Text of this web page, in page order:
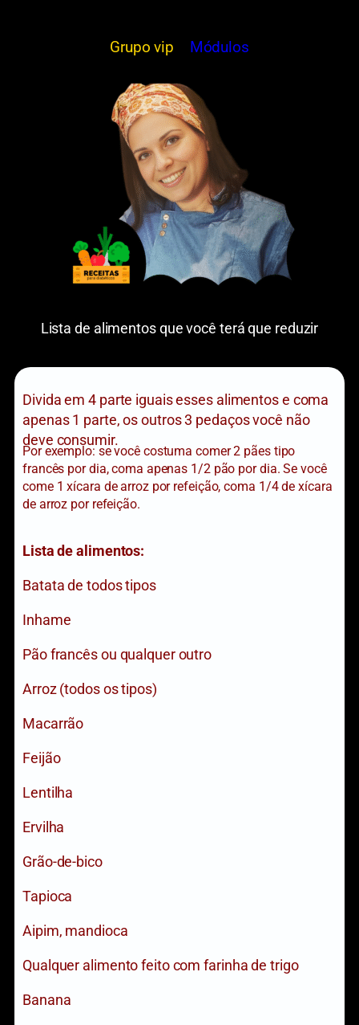
Grupo vip Módulos
Lista de alimentos que você terá que reduzir
Divida em 4 parte iguais esses alimentos e coma
apenas 1 parte, os outros 3 pedaços você não
deve consumir.
Por exemplo: se você costuma comer 2 pães tipo
francês por dia, coma apenas 1/2 pão por dia. Se você
come 1 xícara de arroz por refeição, coma 1/4 de xícara
de arroz por refeição.
Lista de alimentos:
Batata de todos tipos
Inhame
Pão francês ou qualquer outro
Arroz (todos os tipos)
Macarrão
Feijão
Lentilha
Ervilha
Grão-de-bico
Tapioca
Aipim, mandioca
Qualquer alimento feito com farinha de trigo
Banana